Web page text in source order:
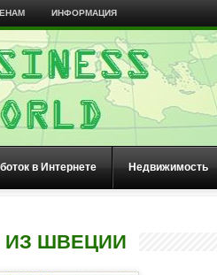
ИНФОРМАЦИЯ
в Интернете Недвижимость
ИЗ ШВЕЦИИ